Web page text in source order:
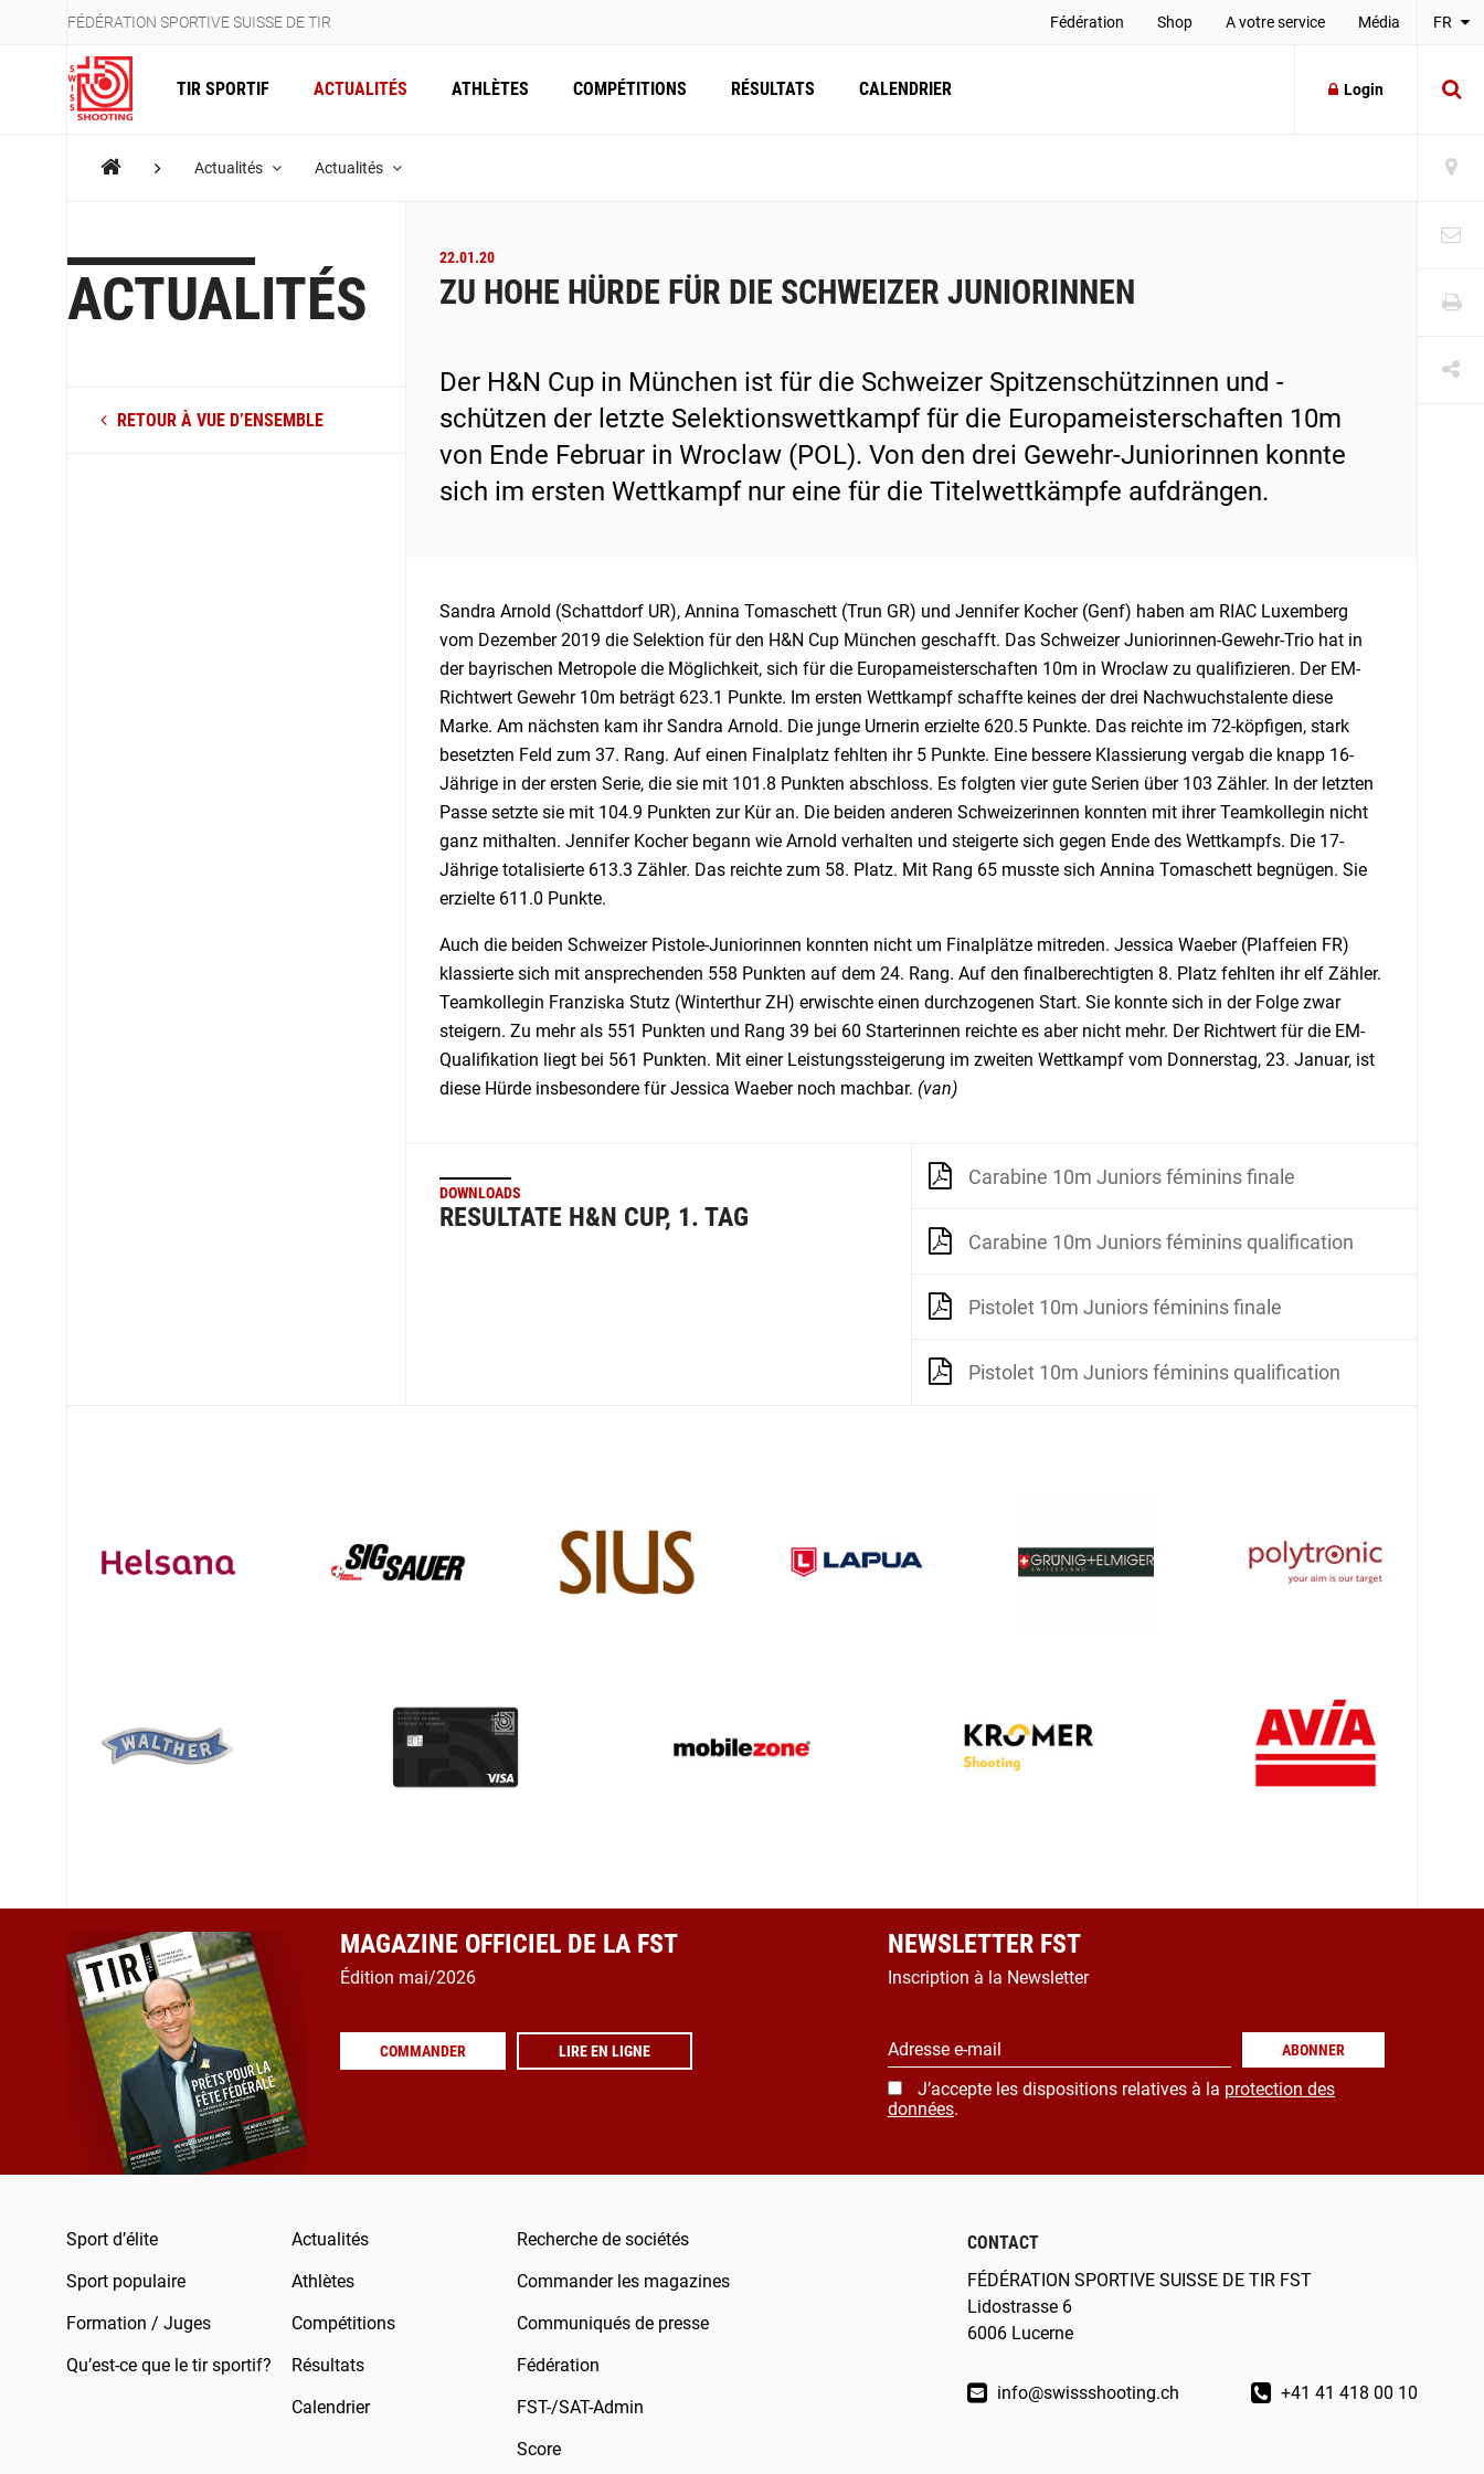
FÉDÉRATION SPORTIVE SUISSE DE TIR Fédération Shop A votre service Média FR
TIR SPORTIF ACTUALITÉS ATHLÈTES COMPÉTITIONS RÉSULTATS CALENDRIER Login
Actualités Actualités
ACTUALITÉS
RETOUR À VUE D’ENSEMBLE
22.01.20
ZU HOHE HÜRDE FÜR DIE SCHWEIZER JUNIORINNEN
Der H&N Cup in München ist für die Schweizer Spitzenschützinnen und -
schützen der letzte Selektionswettkampf für die Europameisterschaften 10m
von Ende Februar in Wroclaw (POL). Von den drei Gewehr-Juniorinnen konnte
sich im ersten Wettkampf nur eine für die Titelwettkämpfe aufdrängen.
Sandra Arnold (Schattdorf UR), Annina Tomaschett (Trun GR) und Jennifer Kocher (Genf) haben am RIAC Luxemberg
vom Dezember 2019 die Selektion für den H&N Cup München geschafft. Das Schweizer Juniorinnen-Gewehr-Trio hat in
der bayrischen Metropole die Möglichkeit, sich für die Europameisterschaften 10m in Wroclaw zu qualifizieren. Der EM-
Richtwert Gewehr 10m beträgt 623.1 Punkte. Im ersten Wettkampf schaffte keines der drei Nachwuchstalente diese
Marke. Am nächsten kam ihr Sandra Arnold. Die junge Urnerin erzielte 620.5 Punkte. Das reichte im 72-köpfigen, stark
besetzten Feld zum 37. Rang. Auf einen Finalplatz fehlten ihr 5 Punkte. Eine bessere Klassierung vergab die knapp 16-
Jährige in der ersten Serie, die sie mit 101.8 Punkten abschloss. Es folgten vier gute Serien über 103 Zähler. In der letzten
Passe setzte sie mit 104.9 Punkten zur Kür an. Die beiden anderen Schweizerinnen konnten mit ihrer Teamkollegin nicht
ganz mithalten. Jennifer Kocher begann wie Arnold verhalten und steigerte sich gegen Ende des Wettkampfs. Die 17-
Jährige totalisierte 613.3 Zähler. Das reichte zum 58. Platz. Mit Rang 65 musste sich Annina Tomaschett begnügen. Sie
erzielte 611.0 Punkte.
Auch die beiden Schweizer Pistole-Juniorinnen konnten nicht um Finalplätze mitreden. Jessica Waeber (Plaffeien FR)
klassierte sich mit ansprechenden 558 Punkten auf dem 24. Rang. Auf den finalberechtigten 8. Platz fehlten ihr elf Zähler.
Teamkollegin Franziska Stutz (Winterthur ZH) erwischte einen durchzogenen Start. Sie konnte sich in der Folge zwar
steigern. Zu mehr als 551 Punkten und Rang 39 bei 60 Starterinnen reichte es aber nicht mehr. Der Richtwert für die EM-
Qualifikation liegt bei 561 Punkten. Mit einer Leistungssteigerung im zweiten Wettkampf vom Donnerstag, 23. Januar, ist
diese Hürde insbesondere für Jessica Waeber noch machbar. (van)
DOWNLOADS
RESULTATE H&N CUP, 1. TAG
Carabine 10m Juniors féminins finale
Carabine 10m Juniors féminins qualification
Pistolet 10m Juniors féminins finale
Pistolet 10m Juniors féminins qualification
MAGAZINE OFFICIEL DE LA FST
Édition mai/2026
COMMANDER LIRE EN LIGNE
NEWSLETTER FST
Inscription à la Newsletter
Adresse e-mail ABONNER
J’accepte les dispositions relatives à la protection des
données.
Sport d’élite
Sport populaire
Formation / Juges
Qu’est-ce que le tir sportif?
Actualités
Athlètes
Compétitions
Résultats
Calendrier
Recherche de sociétés
Commander les magazines
Communiqués de presse
Fédération
FST-/SAT-Admin
Score
CONTACT
FÉDÉRATION SPORTIVE SUISSE DE TIR FST
Lidostrasse 6
6006 Lucerne
info@swissshooting.ch +41 41 418 00 10